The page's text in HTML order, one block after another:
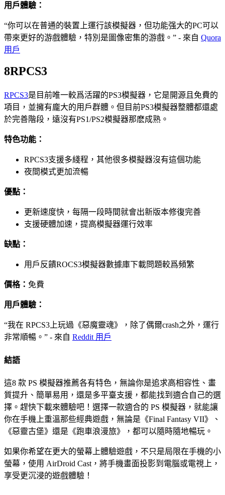
用戶體驗：
“你可以在普通的裝置上運行該模擬器，但功能强大的PC可以
帶來更好的游戲體驗，特別是圖像密集的游戲。” - 來自 Quora
用戶
8RPCS3
RPCS3是目前唯一較爲活躍的PS3模擬器，它是開源且免費的
項目，並擁有龐大的用戶群體。但目前PS3模擬器整體都還處
於完善階段，遠沒有PS1/PS2模擬器那麽成熟。
特色功能：
RPCS3支援多綫程，其他很多模擬器沒有這個功能
夜間模式更加流暢
優點：
更新速度快，每隔一段時間就會出新版本修復完善
支援硬體加速，提高模擬器運行效率
缺點：
用戶反饋ROCS3模擬器數據庫下載問題較爲頻繁
價格： 免費
用戶體驗：
“我在 RPCS3上玩過《惡魔靈魂》，除了偶爾crash之外，運行
非常順暢。” - 來自 Reddit 用戶
結語
這8 款 PS 模擬器推薦各有特色，無論你是追求高相容性、畫
質提升、簡單易用，還是多平臺支援，都能找到適合自己的選
擇。趕快下載來體驗吧！選擇一款適合的 PS 模擬器，就能讓
你在手機上重溫那些經典遊戲，無論是《Final Fantasy VII》、
《惡靈古堡》還是《跑車浪漫旅》，都可以隨時隨地暢玩。
如果你希望在更大的螢幕上體驗遊戲，不只是局限在手機的小
螢幕，使用 AirDroid Cast，將手機畫面投影到電腦或電視上，
享受更沉浸的遊戲體驗！